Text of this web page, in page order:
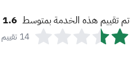
تم تقييم هذه الخدمة بمتوسط 1.6
14 تقييم